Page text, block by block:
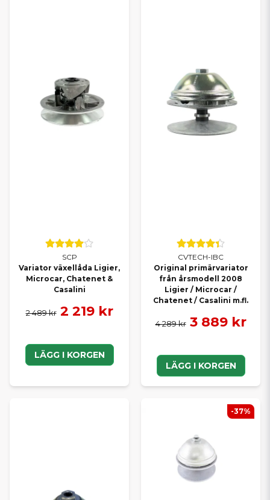
SCP
Variator växellåda Ligier,
Microcar, Chatenet &
Casalini
2 489 kr 2 219 kr
LÄGG I KORGEN
CVTECH-IBC
Original primärvariator
från årsmodell 2008
Ligier / Microcar /
Chatenet / Casalini m.fl.
4 289 kr 3 889 kr
LÄGG I KORGEN
-37%